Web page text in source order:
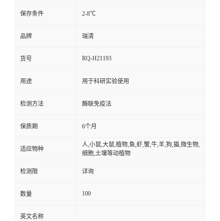
保存条件 2-8℃
品牌 瑞清
货号 RQ-H21193
用途 用于科研实验使用
检测方法 酶联免疫法
保质期 6个月
适应物种
人,小鼠,大鼠,植物,鱼,虾,蟹,牛,羊,狗,猫,微生物,
细胞,土壤等动植物
检测限 详询
数量 100
英文名称